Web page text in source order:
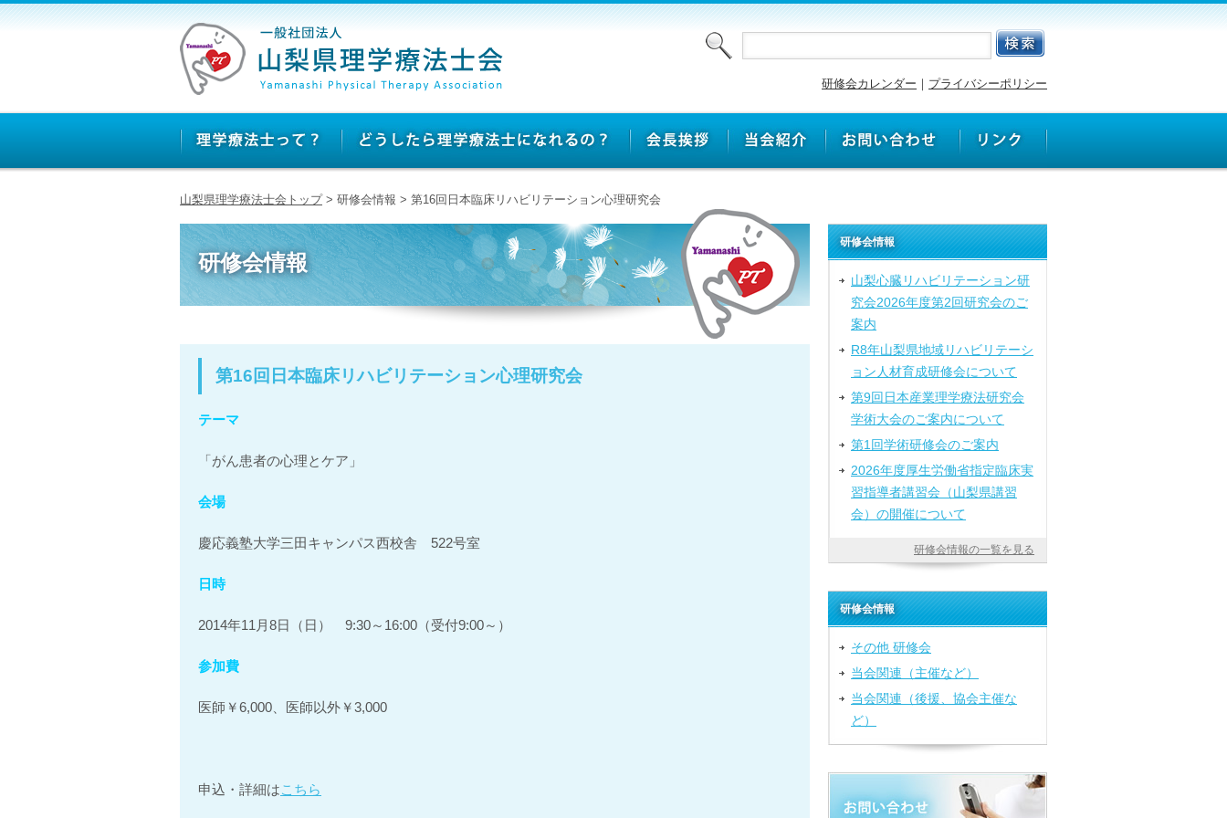
研修会カレンダー ｜ プライバシーポリシー
山梨県理学療法士会トップ> 研修会情報 > 第16回日本臨床リハビリテーション心理研究会
研修会情報
第16回日本臨床リハビリテーション心理研究会
テーマ
「がん患者の心理とケア」
会場
慶応義塾大学三田キャンパス西校舎 522号室
日時
2014年11月8日（日） 9:30～16:00（受付9:00～）
参加費
医師￥6,000、医師以外￥3,000
申込・詳細はこちら
研修会情報
山梨心臓リハビリテーション研
究会2026年度第2回研究会のご
案内
R8年山梨県地域リハビリテーシ
ョン人材育成研修会について
第9回日本産業理学療法研究会
学術大会のご案内について
第1回学術研修会のご案内
2026年度厚生労働省指定臨床実
習指導者講習会（山梨県講習
会）の開催について
研修会情報の一覧を見る
研修会情報
その他 研修会
当会関連（主催など）
当会関連（後援、協会主催な
ど）